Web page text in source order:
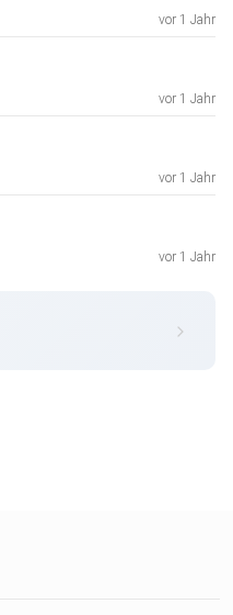
vor 1 Jahr
vor 1 Jahr
vor 1 Jahr
vor 1 Jahr